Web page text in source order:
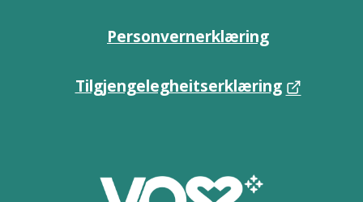
Personvernerklæring
Tilgjengelegheitserklæring